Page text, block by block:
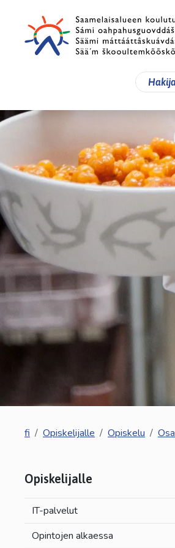
Siirry pääsisältöön Siirry
fi Opiskelijalle Opiskelu
Opiskelijalle
IT-palvelut
Opintojen alkaessa